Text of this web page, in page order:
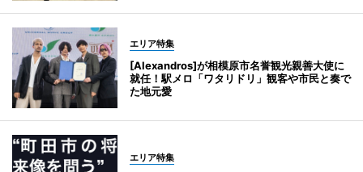
エリア特集
[Alexandros]が相模原市名誉観光親善大使に
就任！駅メロ「ワタリドリ」観客や市民と奏で
た地元愛
エリア特集